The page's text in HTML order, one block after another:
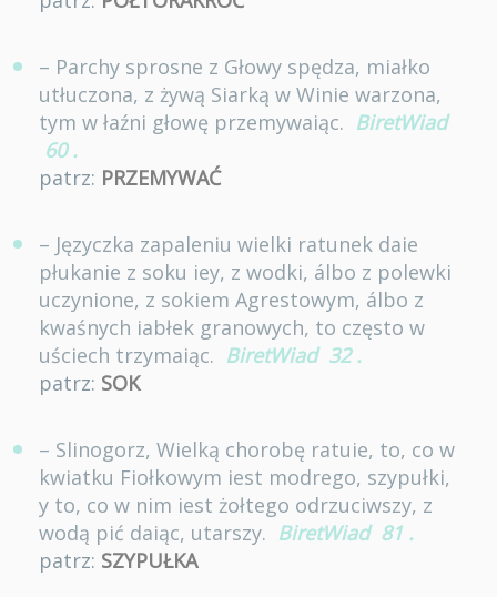
– Parchy sprosne z Głowy spędza, miałko
utłuczona, z żywą Siarką w Winie warzona,
tym w łaźni głowę przemywaiąc. BiretWiad
60 .
patrz: PRZEMYWAĆ
– Języczka zapaleniu wielki ratunek daie
płukanie z soku iey, z wodki, álbo z polewki
uczynione, z sokiem Agrestowym, álbo z
kwaśnych iabłek granowych, to często w
uściech trzymaiąc. BiretWiad 32 .
patrz: SOK
– Slinogorz, Wielką chorobę ratuie, to, co w
kwiatku Fiołkowym iest modrego, szypułki,
y to, co w nim iest żołtego odrzuciwszy, z
wodą pić daiąc, utarszy. BiretWiad 81 .
patrz: SZYPUŁKA